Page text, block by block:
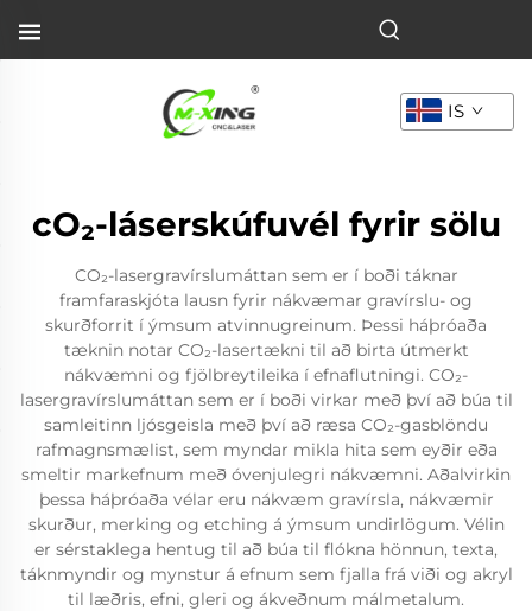
IS
cO₂-láserskúfuvél fyrir sölu
CO₂-lasergravírslumáttan sem er í boði táknar
framfaraskjóta lausn fyrir nákvæmar gravírslu- og
skurðforrit í ýmsum atvinnugreinum. Þessi háþróaða
tæknin notar CO₂-lasertækni til að birta útmerkt
nákvæmni og fjölbreytileika í efnaflutningi. CO₂-
lasergravírslumáttan sem er í boði virkar með því að búa til
samleitinn ljósgeisla með því að ræsa CO₂-gasblöndu
rafmagnsmælist, sem myndar mikla hita sem eyðir eða
smeltir markefnum með óvenjulegri nákvæmni. Aðalvirkin
þessa háþróaða vélar eru nákvæm gravírsla, nákvæmir
skurður, merking og etching á ýmsum undirlögum. Vélin
er sérstaklega hentug til að búa til flókna hönnun, texta,
táknmyndir og mynstur á efnum sem fjalla frá viði og akryl
til læðris, efni, gleri og ákveðnum málmetalum.